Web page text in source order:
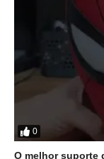
0
O melhor suporte